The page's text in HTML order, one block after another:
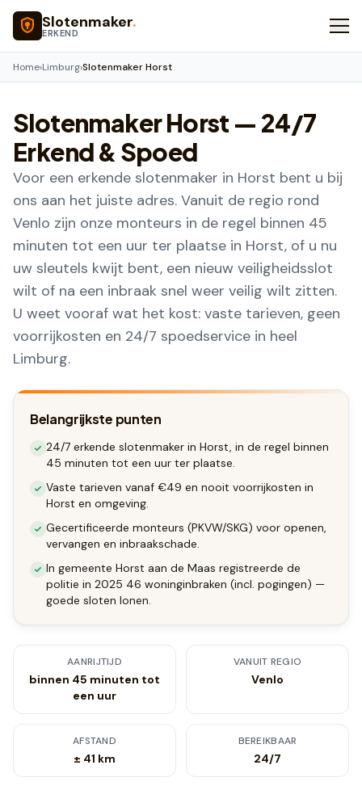
Naar hoofdinhoud
Slotenmaker.
ERKEND
Home›Limburg›Slotenmaker Horst
SlotenmakerHorst — 24/7
Erkend & Spoed
Voor een erkende slotenmaker in Horst bent u bij
ons aan het juiste adres. Vanuit de regio rond
Venlo zijn onze monteurs in de regel binnen 45
minuten tot een uur ter plaatse in Horst, of u nu
uw sleutels kwijt bent, een nieuw veiligheidsslot
wilt of na een inbraak snel weer veilig wilt zitten.
U weet vooraf wat het kost: vaste tarieven, geen
voorrijkosten en 24/7 spoedservice in heel
Limburg.
Belangrijkste punten
24/7 erkende slotenmaker in Horst, in de regel binnen
45 minuten tot een uur ter plaatse.
Vaste tarieven vanaf €49 en nooit voorrijkosten in
Horst en omgeving.
Gecertificeerde monteurs (PKVW/SKG) voor openen,
vervangen en inbraakschade.
In gemeente Horst aan de Maas registreerde de
politie in 2025 46 woninginbraken (incl. pogingen) —
goede sloten lonen.
AANRIJTIJD
binnen 45 minuten tot
een uur
VANUIT REGIO
Venlo
AFSTAND
± 41 km
BEREIKBAAR
24/7